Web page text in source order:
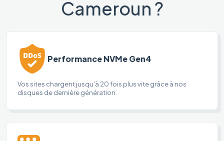
Cameroun ?
Performance NVMe Gen4
Vos sites chargent jusqu'à 20 fois plus vite grâce à nos
disques de dernière génération.